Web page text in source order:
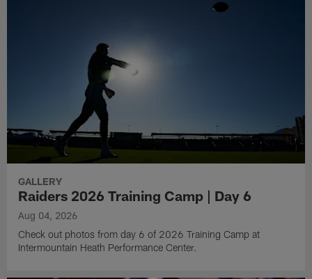
GALLERY
Raiders 2026 Training Camp | Day 6
Aug 04, 2026
Check out photos from day 6 of 2026 Training Camp at
Intermountain Heath Performance Center.